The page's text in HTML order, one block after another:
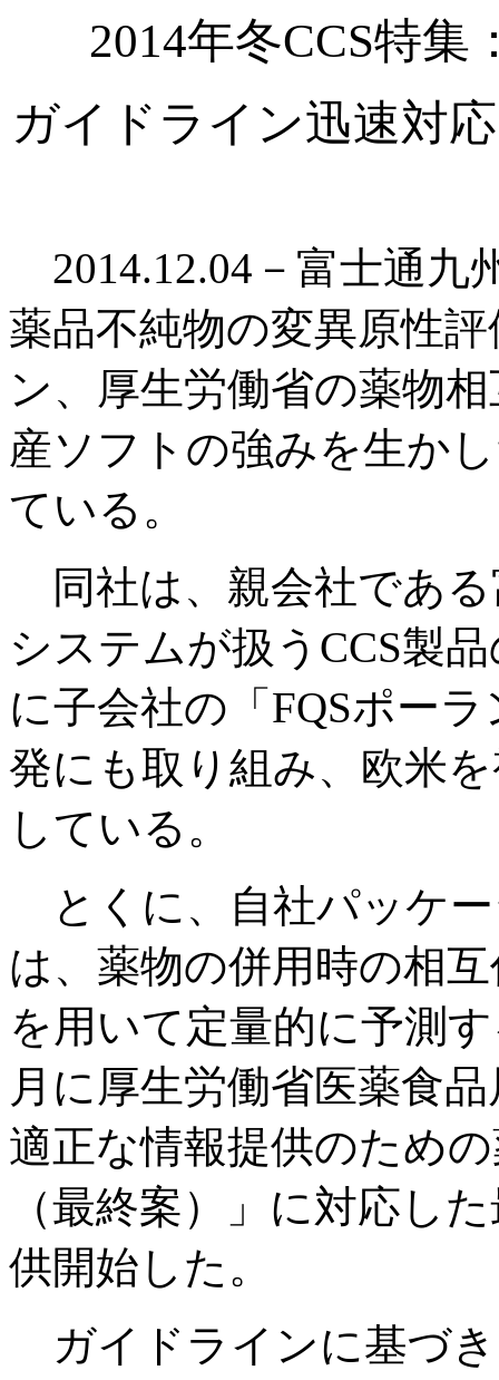
2014年冬CCS特
ガイドライン迅速対
2014.12.04－富士通九
薬品不純物の変異原性
ン、厚生労働省の薬物
産ソフトの強みを生か
ている。
同社は、親会社であ
システムが扱うCCS製
に子会社の「FQSポー
発にも取り組み、欧米
している。
とくに、自社パッケ
は、薬物の併用時の相
を用いて定量的に予測
月に厚生労働省医薬食
適正な情報提供のため
（最終案）」に対応し
供開始した。
ガイドラインに基づ